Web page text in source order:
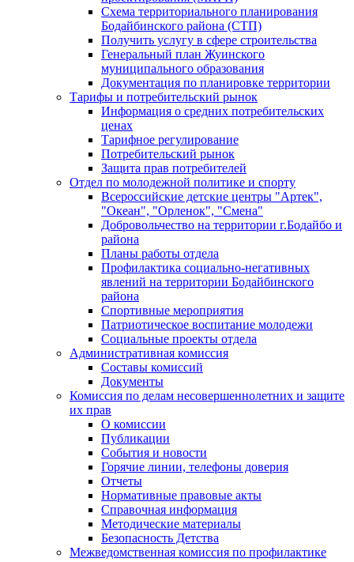
Схема территориального планирования
Бодайбинского района (СТП)
Получить услугу в сфере строительства
Генеральный план Жуинского
муниципального образования
Документация по планировке территории
Тарифы и потребительский рынок
Информация о средних потребительских
ценах
Тарифное регулирование
Потребительский рынок
Защита прав потребителей
Отдел по молодежной политике и спорту
Всероссийские детские центры "Артек",
"Океан", "Орленок", "Смена"
Добровольчество на территории г.Бодайбо и
района
Планы работы отдела
Профилактика социально-негативных
явлений на территории Бодайбинского
района
Спортивные мероприятия
Патриотическое воспитание молодежи
Социальные проекты отдела
Административная комиссия
Составы комиссий
Документы
Комиссия по делам несовершеннолетних и защите
их прав
О комиссии
Публикации
События и новости
Горячие линии, телефоны доверия
Отчеты
Нормативные правовые акты
Справочная информация
Методические материалы
Безопасность Детства
Межведомственная комиссия по профилактике